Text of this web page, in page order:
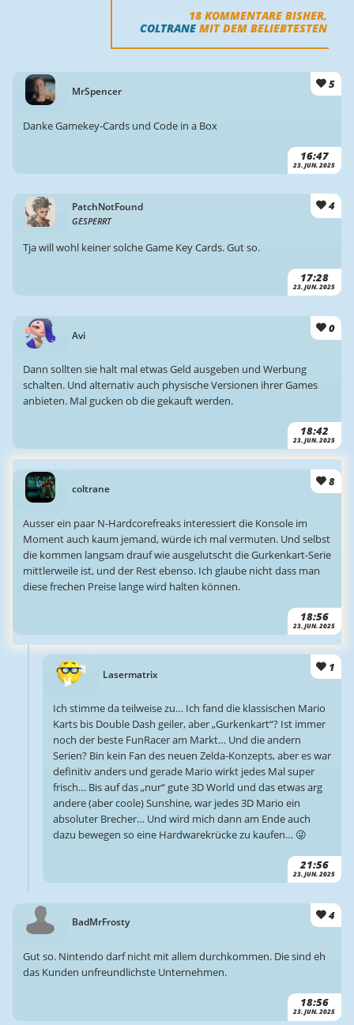
18 KOMMENTARE BISHER,
COLTRANEMIT DEM BELIEBTESTEN
MrSpencer
5
16:47
23. JUN. 2025
Danke Gamekey-Cards und Code in a Box
PatchNotFound
GESPERRT
4
17:28
23. JUN. 2025
Tja will wohl keiner solche Game Key Cards. Gut so.
Avi
0
18:42
23. JUN. 2025
Dann sollten sie halt mal etwas Geld ausgeben und Werbung
schalten. Und alternativ auch physische Versionen ihrer Games
anbieten. Mal gucken ob die gekauft werden.
coltrane
8
18:56
23. JUN. 2025
Ausser ein paar N-Hardcorefreaks interessiert die Konsole im
Moment auch kaum jemand, würde ich mal vermuten. Und selbst
die kommen langsam drauf wie ausgelutscht die Gurkenkart-Serie
mittlerweile ist, und der Rest ebenso. Ich glaube nicht dass man
diese frechen Preise lange wird halten können.
Lasermatrix
1
21:56
23. JUN. 2025
Ich stimme da teilweise zu… Ich fand die klassischen Mario
Karts bis Double Dash geiler, aber „Gurkenkart“? Ist immer
noch der beste FunRacer am Markt… Und die andern
Serien? Bin kein Fan des neuen Zelda-Konzepts, aber es war
definitiv anders und gerade Mario wirkt jedes Mal super
frisch… Bis auf das „nur“ gute 3D World und das etwas arg
andere (aber coole) Sunshine, war jedes 3D Mario ein
absoluter Brecher… Und wird mich dann am Ende auch
dazu bewegen so eine Hardwarekrücke zu kaufen… 😜
BadMrFrosty 4
18:56
23. JUN. 2025
Gut so. Nintendo darf nicht mit allem durchkommen. Die sind eh
das Kunden unfreundlichste Unternehmen.